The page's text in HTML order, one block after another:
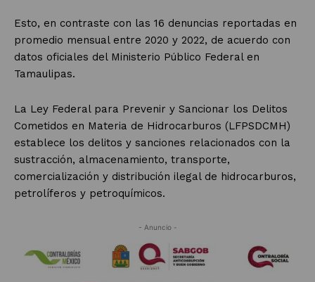
Esto, en contraste con las 16 denuncias reportadas en
promedio mensual entre 2020 y 2022, de acuerdo con
datos oficiales del Ministerio Público Federal en
Tamaulipas.
La Ley Federal para Prevenir y Sancionar los Delitos
Cometidos en Materia de Hidrocarburos (LFPSDCMH)
establece los delitos y sanciones relacionados con la
sustracción, almacenamiento, transporte,
comercialización y distribución ilegal de hidrocarburos,
petrolíferos y petroquímicos.
- Anuncio -